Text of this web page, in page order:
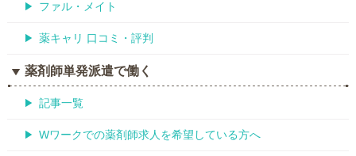
ファル・メイト
薬キャリ 口コミ・評判
薬剤師単発派遣で働く
記事一覧
Wワークでの薬剤師求人を希望している方へ